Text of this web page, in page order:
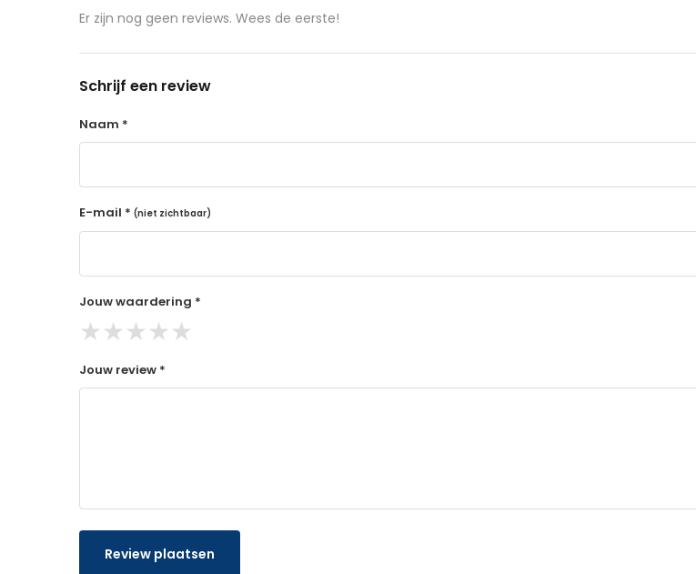
aangeschafte product terug naar de koper.
14 dagen retourtermijn
Binnen 14 dagen een terugbetaling na ontvangst van retour
De terugbetaling wordt gedaan via de betaalmethode waarmee de bestelling is
Er zijn nog geen reviews. Wees de eerste!
Schrijf een review
Naam *
E-mail * (niet zichtbaar)
Jouw waardering *
★★★★★
Jouw review *
Review plaatsen